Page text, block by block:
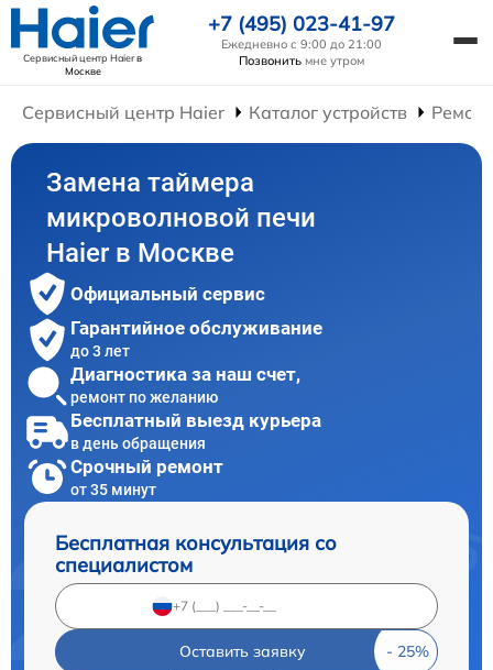
Сервисный центр Haierв
Москве
+7 (495) 023-41-97
Ежедневно с 9:00 до 21:00
Позвонить мне утром
Сервисный центр Haier Каталог устройств
Замена таймера
микроволновой печи
Haier в Москве
Официальный сервис
Гарантийное обслуживание
до 3 лет
Диагностика за наш счет,
ремонт по желанию
Бесплатный выезд курьера
в день обращения
Срочный ремонт
от 35 минут
Бесплатная консультация со
специалистом
Оставить заявку